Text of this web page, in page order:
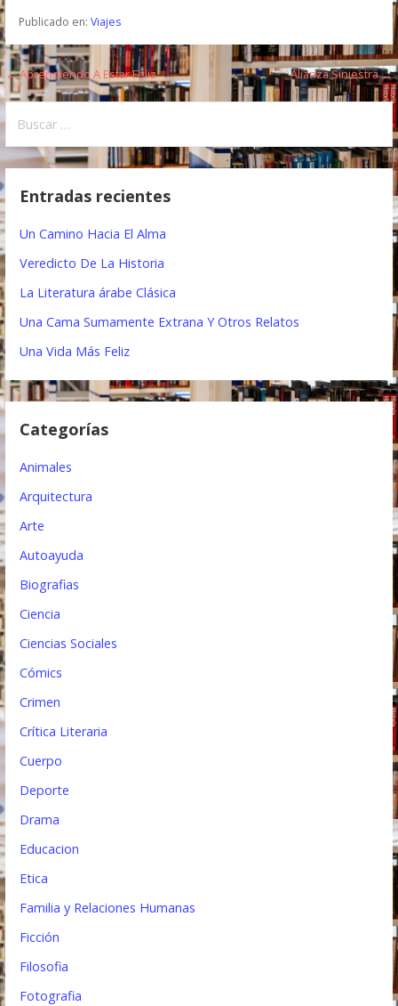
Publicado en: Viajes
N
a
v
e
a
ó
d
n
← Aprendiendo A Estar Feliz Alianza Siniestra →
s
Entradas recientes
Un Camino Hacia El Alma
Veredicto De La Historia
La Literatura árabe Clásica
Una Cama Sumamente Extrana Y Otros Relatos
Una Vida Más Feliz
Categorías
Animales
Arquitectura
Arte
Autoayuda
Biografias
Ciencia
Ciencias Sociales
Cómics
Crimen
Crítica Literaria
Cuerpo
Deporte
Drama
Educacion
Etica
Familia y Relaciones Humanas
Ficción
Filosofia
Fotografia